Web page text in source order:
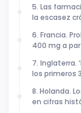
5. Las
la escasez
6. Francia.
400 mg a
7. Inglaterra.
los primeros
8. Holanda.
en cifras